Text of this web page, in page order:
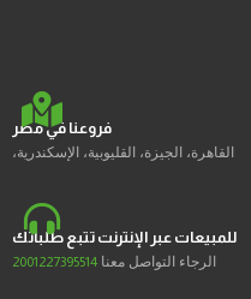
فروعنا في مصر
القاهرة، الجيزة، القليوبية، الإسكندرية،
للمبيعات عبر الإنترنت تتبع طلباتك
الرجاء التواصل معنا 2001227395514